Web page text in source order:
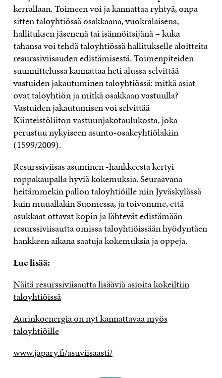
kerrallaan. Toimeen voi ja kannattaa ryhtyä, onpa
sitten taloyhtiössä osakkaana, vuokralaisena,
hallituksen jäsenenä tai isännöitsijänä – kuka
tahansa voi tehdä taloyhtiössä hallitukselle aloitteita
resurssiviisauden edistämisestä. Toimenpiteiden
suunnittelussa kannattaa heti alussa selvittää
vastuiden jakautuminen taloyhtiössä: mitkä asiat
ovat taloyhtiön ja mitkä osakkaan vastuulla?
Vastuiden jakautumisen voi selvittää
Kiinteistöliitonvastuunjakotaulukosta, joka
perustuu nykyiseen asunto-osakeyhtiölakiin
(1599/2009).
Resurssiviisas asuminen -hankkeesta kertyi
roppakaupalla hyviä kokemuksia. Seuraavana
heitämmekin pallon taloyhtiöille niin Jyväskylässä
kuin muuallakin Suomessa, ja toivomme, että
asukkaat ottavat kopin ja lähtevät edistämään
resurssiviisautta omissa taloyhtiöissään hyödyntäen
hankkeen aikana saatuja kokemuksia ja oppeja.
Lue lisää:
Näitä resurssiviisautta lisääviä asioita kokeiltiin
taloyhtiöissä
Aurinkoenergia on nyt kannattavaa myös
taloyhtiöille
www.japary.fi/asuviisaasti/